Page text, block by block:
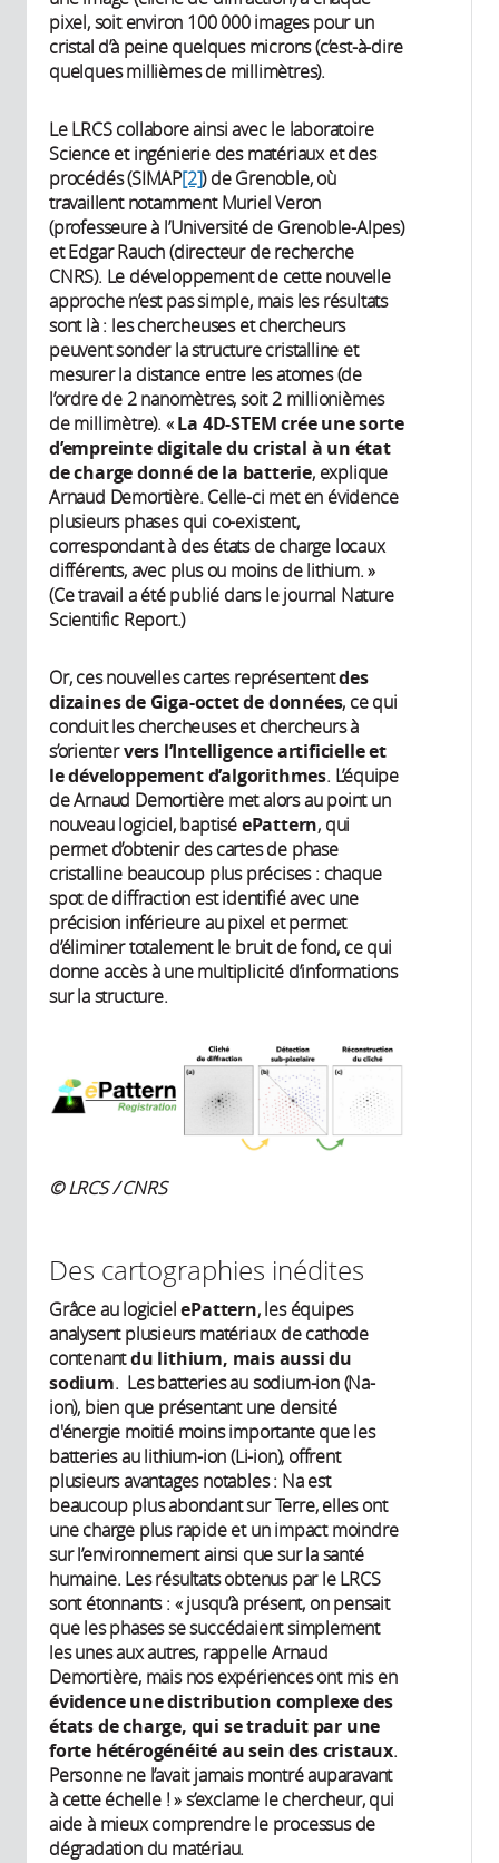
pixel, soit environ 100 000 images pour un
cristal d’à peine quelques microns (c’est-à-dire
quelques millièmes de millimètres).
Le LRCS collabore ainsi avec le laboratoire
Science et ingénierie des matériaux et des
procédés (SIMAP[2]) de Grenoble, où
travaillent notamment Muriel Veron
(professeure à l’Université de Grenoble-Alpes)
et Edgar Rauch (directeur de recherche
CNRS). Le développement de cette nouvelle
approche n’est pas simple, mais les résultats
sont là : les chercheuses et chercheurs
peuvent sonder la structure cristalline et
mesurer la distance entre les atomes (de
l’ordre de 2 nanomètres, soit 2 millionièmes
de millimètre). «La 4D-STEM crée une sorte
d’empreinte digitale du cristal à un état
de charge donné de la batterie, explique
Arnaud Demortière. Celle-ci met en évidence
plusieurs phases qui co-existent,
correspondant à des états de charge locaux
différents, avec plus ou moins de lithium. »
(Ce travail a été publié dans le journal Nature
Scientific Report.)
Or, ces nouvelles cartes représententdes
dizaines de Giga-octet de données, ce qui
conduit les chercheuses et chercheurs à
s’orientervers l’Intelligence artificielle et
le développement d’algorithmes. L’équipe
de Arnaud Demortière met alors au point un
nouveau logiciel, baptiséePattern, qui
permet d’obtenir des cartes de phase
cristalline beaucoup plus précises : chaque
spot de diffraction est identifié avec une
précision inférieure au pixel et permet
d’éliminer totalement le bruit de fond, ce qui
donne accès à une multiplicité d’informations
sur la structure.
© LRCS / CNRS
Des cartographies inédites
Grâce au logicielePattern, les équipes
analysent plusieurs matériaux de cathode
contenantdu lithium, mais aussi du
sodium. Les batteries au sodium-ion (Na-
ion), bien que présentant une densité
d'énergie moitié moins importante que les
batteries au lithium-ion (Li-ion), offrent
plusieurs avantages notables : Na est
beaucoup plus abondant sur Terre, elles ont
une charge plus rapide et un impact moindre
sur l’environnement ainsi que sur la santé
humaine. Les résultats obtenus par le LRCS
sont étonnants : « jusqu’à présent, on pensait
que les phases se succédaient simplement
les unes aux autres, rappelle Arnaud
Demortière, mais nos expériences ont mis en
évidence une distribution complexe des
états de charge, qui se traduit par une
forte hétérogénéité au sein des cristaux.
Personne ne l’avait jamais montré auparavant
à cette échelle ! » s’exclame le chercheur, qui
aide à mieux comprendre le processus de
dégradation du matériau.